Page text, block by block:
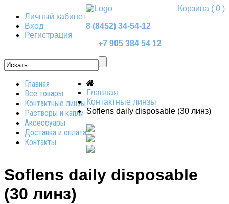
Личный кабинет
Вход
Регистрация
Корзина ( 0 )
8 (8452) 34-54-12
+7 905 384 54 12
Главная
Все товары
Контактные линзы
Растворы и капли
Аксессуары
Доставка и оплата
Контакты
Главная
Контактные линзы
Soflens daily disposable (30 линз)
Soflens daily disposable
(30 линз)